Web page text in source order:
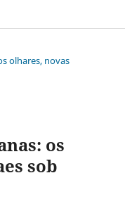
olhares, novas
os
sob